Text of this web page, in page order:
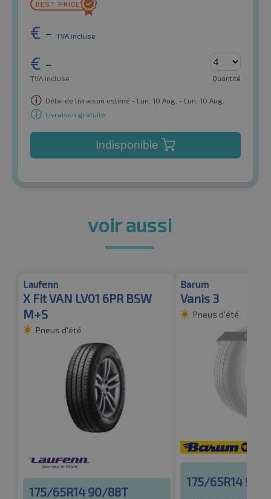
€ - TVA incluse
€ -
TVA incluse Quantité
Délai de livraison estimé - Lun. 10 Aug. - Lun. 10 Aug.
Livraison gratuite
Indisponible
voir aussi
Laufenn
X Fit VAN LV01 6PR BSW
M+S
Pneus d'été
175/65R14 90/88T
Barum
Vanis 3
Pneus d'été
175/65R14 90/